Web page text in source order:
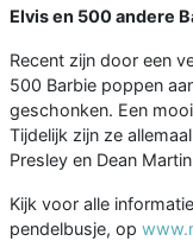
Elvis en 500 andere
Recent zijn door een
500 Barbie poppen
geschonken. Een
Tijdelijk zijn ze
Presley en Dean
Kijk voor alle
pendelbusje, op